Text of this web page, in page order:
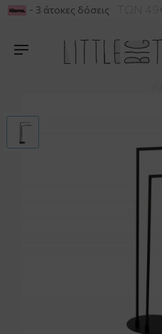
ΓΙΑ ΑΓΟΡΕΣ ΑΝΩ ΤΩΝ 49€
- 3 άτοκες δόσεις